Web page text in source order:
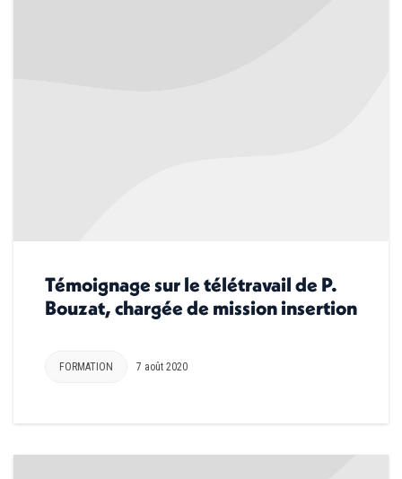
Témoignage sur le télétravail de P.
Bouzat, chargée de mission insertion
FORMATION 7 août 2020